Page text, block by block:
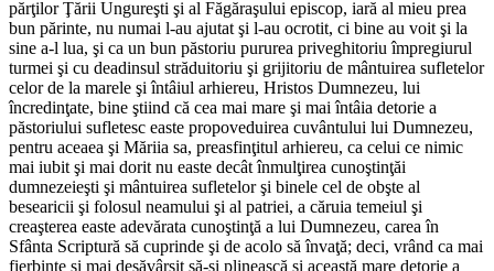
părţilor Ţării Ungureşti şi al Făgăraşului episcop, iară al mieu prea
bun părinte, nu numai l-au ajutat şi l-au ocrotit, ci bine au voit şi la
sine a-l lua, şi ca un bun păstoriu pururea priveghitoriu împregiurul
turmei şi cu deadinsul străduitoriu şi grijitoriu de mântuirea sufletelor
celor de la marele şi întâiul arhiereu, Hristos Dumnezeu, lui
încredinţate, bine ştiind că cea mai mare şi mai întâia detorie a
păstoriului sufletesc easte propoveduirea cuvântului lui Dumnezeu,
pentru aceaea şi Măriia sa, preasfinţitul arhiereu, ca celui ce nimic
mai iubit şi mai dorit nu easte decât înmulţirea cunoştinţăi
dumnezeieşti şi mântuirea sufletelor şi binele cel de obşte al
besearicii şi folosul neamului şi al patriei, a căruia temeiul şi
creaşterea easte adevărata cunoştinţă a lui Dumnezeu, carea în
Sfânta Scriptură să cuprinde şi de acolo să învaţă; deci, vrând ca mai
fierbinte şi mai desăvârşit să-şi plinească şi această mare detorie a